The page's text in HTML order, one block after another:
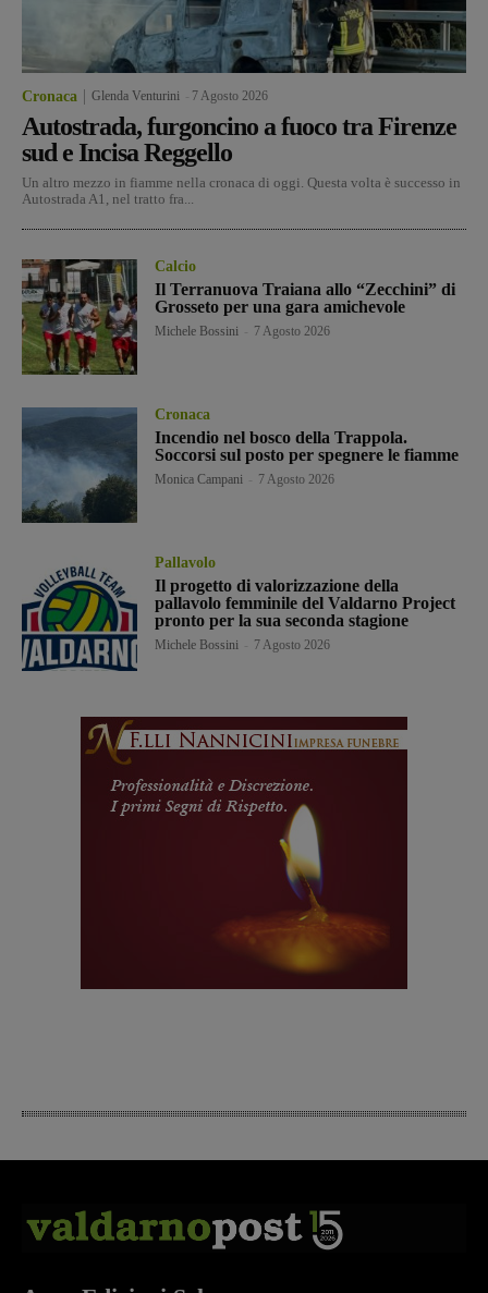
Cronaca Glenda Venturini 7 Agosto 2026
Autostrada, furgoncino a fuoco tra Firenze
sud e Incisa Reggello
Un altro mezzo in fiamme nella cronaca di oggi. Questa volta è successo in
Autostrada A1, nel tratto fra...
Calcio
Il Terranuova Traiana allo “Zecchini” di
Grosseto per una gara amichevole
Michele Bossini 7 Agosto 2026
Cronaca
Incendio nel bosco della Trappola.
Soccorsi sul posto per spegnere le fiamme
Monica Campani 7 Agosto 2026
Pallavolo
Il progetto di valorizzazione della
pallavolo femminile del Valdarno Project
pronto per la sua seconda stagione
Michele Bossini 7 Agosto 2026